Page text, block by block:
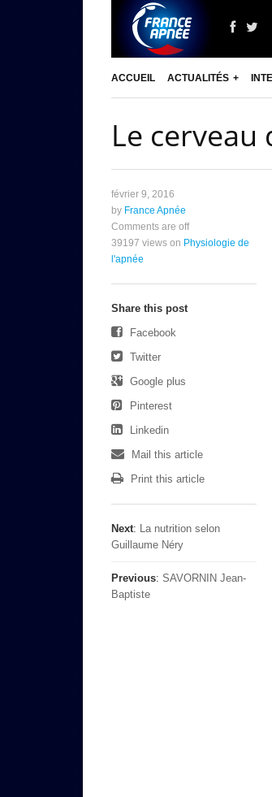
ACCUEIL ACTUALITÉS
Le cerveau
février 9, 2016
by France Apnée
Comments are off
39197 views on Physiologie de
l'apnée
Share this post
Facebook
Twitter
Google plus
Pinterest
Linkedin
Mail this article
Print this article
Next: La nutrition selon
Guillaume Néry
Previous: SAVORNIN Jean-
Baptiste